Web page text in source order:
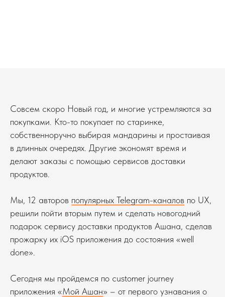
Совсем скоро Новый год, и многие устремляются за
покупками. Кто-то покупает по старинке,
собственноручно выбирая мандарины и простаивая
в длинных очередях. Другие экономят время и
делают заказы с помощью сервисов доставки
продуктов.
Мы, 12 авторов популярных Telegram-каналов по UX,
решили пойти вторым путем и сделать новогодний
подарок сервису доставки продуктов Ашана, сделав
прожарку их iOS приложения до состояния «well
done».
Сегодня мы пройдемся по customer journey
приложения «Мой Ашан» – от первого узнавания о